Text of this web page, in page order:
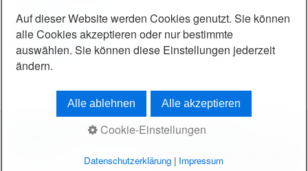
FAQ
Rechts-Hashtags
Sitemap
Impressum Datenschutz
Philosophie
Auf dieser Website werden Cookies genutzt. Sie können
alle Cookies akzeptieren oder nur bestimmte
auswählen. Sie können diese Einstellungen jederzeit
ändern.
Alle ablehnen Alle akzeptieren
Cookie-Einstellungen
Datenschutzerklärung | Impressum